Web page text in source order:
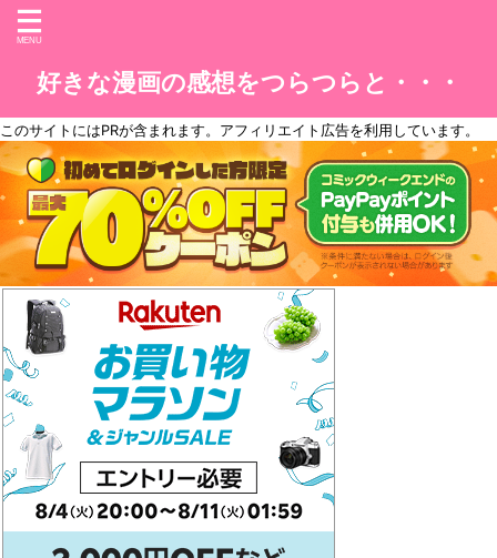
好きな漫画の感想をつらつらと・・・
このサイトにはPRが含まれます。アフィリエイト広告を利用しています。